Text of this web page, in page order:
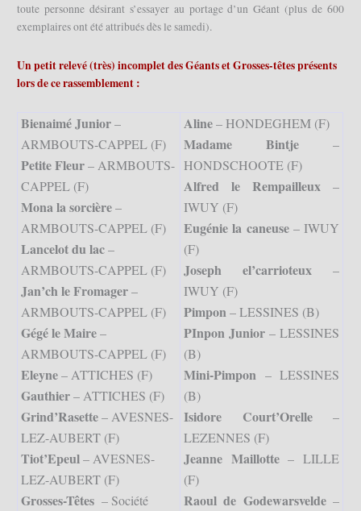
toute personne désirant s’essayer au portage d’un Géant (plus de 600
exemplaires ont été attribués dès le samedi).
Un petit relevé (très) incomplet des Géants et Grosses-têtes présents
lors de ce rassemblement :
Bienaimé Junior–
ARMBOUTS-CAPPEL (F)
Petite Fleur– ARMBOUTS-
CAPPEL (F)
Mona la sorcière–
ARMBOUTS-CAPPEL (F)
Lancelot du lac–
ARMBOUTS-CAPPEL (F)
Jan’ch le Fromager–
ARMBOUTS-CAPPEL (F)
Gégé le Maire–
ARMBOUTS-CAPPEL (F)
Eleyne– ATTICHES (F)
Gauthier– ATTICHES (F)
Grind’Rasette– AVESNES-
LEZ-AUBERT (F)
Tiot’Epeul– AVESNES-
LEZ-AUBERT (F)
Grosses-Têtes – Société
Aline– HONDEGHEM (F)
Madame Bintje –
HONDSCHOOTE (F)
Alfred le Rempailleux –
IWUY (F)
Eugénie la caneuse– IWUY
(F)
Joseph el’carrioteux –
IWUY (F)
Pimpon– LESSINES (B)
PInpon Junior – LESSINES
(B)
Mini-Pimpon – LESSINES
(B)
Isidore Court’Orelle–
LEZENNES (F)
Jeanne Maillotte– LILLE
(F)
Raoul de Godewarsvelde–